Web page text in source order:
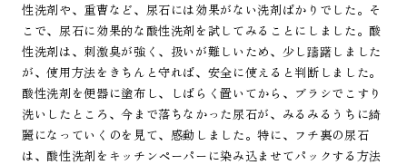
性洗剤や、重曹など、尿石には効果がない洗剤ばかりでした。そ
こで、尿石に効果的な酸性洗剤を試してみることにしました。酸
性洗剤は、刺激臭が強く、扱いが難しいため、少し躊躇しました
が、使用方法をきちんと守れば、安全に使えると判断しました。
酸性洗剤を便器に塗布し、しばらく置いてから、ブラシでこすり
洗いしたところ、今まで落ちなかった尿石が、みるみるうちに綺
麗になっていくのを見て、感動しました。特に、フチ裏の尿石
は、酸性洗剤をキッチンペーパーに染み込ませてパックする方法